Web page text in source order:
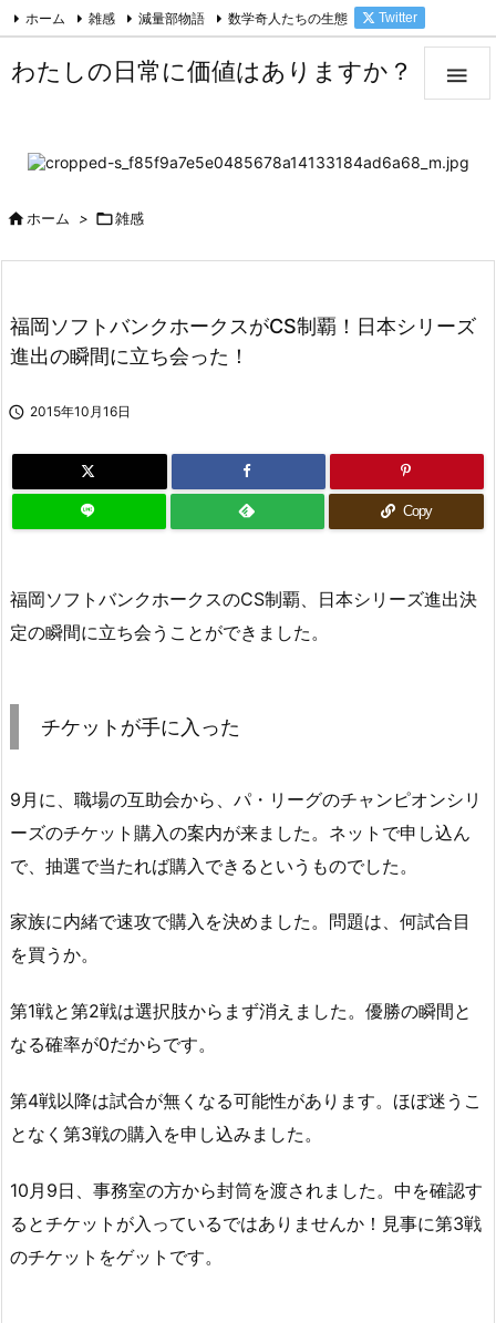

ホーム 雑感 減量部物語 数学奇人たちの生態 Twitter
わたしの日常に価値はありますか？
ホーム > 雑感
福岡ソフトバンクホークスがCS制覇！日本シリーズ
進出の瞬間に立ち会った！
 2015年10月16日
Copy
福岡ソフトバンクホークスのCS制覇、日本シリーズ進出決
定の瞬間に立ち会うことができました。
チケットが手に入った
9月に、職場の互助会から、パ・リーグのチャンピオンシリ
ーズのチケット購入の案内が来ました。ネットで申し込ん
で、抽選で当たれば購入できるというものでした。
家族に内緒で速攻で購入を決めました。問題は、何試合目
を買うか。
第1戦と第2戦は選択肢からまず消えました。優勝の瞬間と
なる確率が0だからです。
第4戦以降は試合が無くなる可能性があります。ほぼ迷うこ
となく第3戦の購入を申し込みました。
10月9日、事務室の方から封筒を渡されました。中を確認す
るとチケットが入っているではありませんか！見事に第3戦
のチケットをゲットです。